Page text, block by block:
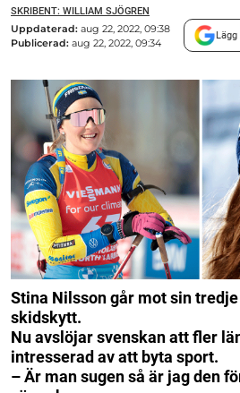
SKRIBENT: WILLIAM SJÖGREN
Uppdaterad: aug 22, 2022, 09:38
Publicerad: aug 22, 2022, 09:34
Stina Nilsson går mot sin
skidskytt.
Nu avslöjar svenskan att fler
intresserad av att byta sport.
– Är man sugen så är jag den